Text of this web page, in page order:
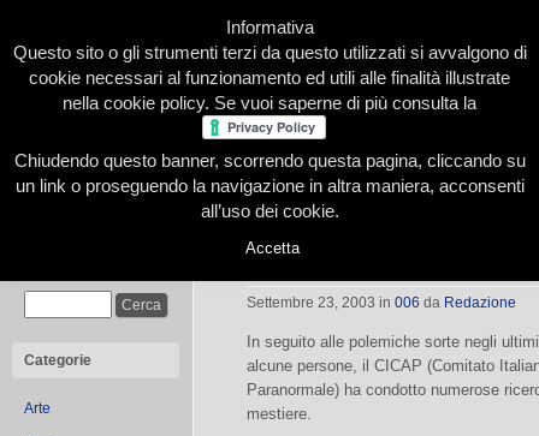
Home Presentazione Redazione Le nostre firme
Categorie
Arte
Anche i bambini sanno leggere i
Settembre 23, 2003 in 006 da Redazione
In seguito alle polemiche sorte negli
alcune persone, il CICAP (Comitato
Paranormale) ha condotto numerose
mestiere.
Informativa
Questo sito o gli strumenti terzi da questo utilizzati si avvalgono di
cookie necessari al funzionamento ed utili alle finalità illustrate
nella cookie policy. Se vuoi saperne di più consulta la
Chiudendo questo banner, scorrendo questa pagina, cliccando su
un link o proseguendo la navigazione in altra maniera, acconsenti
all’uso dei cookie.
Accetta